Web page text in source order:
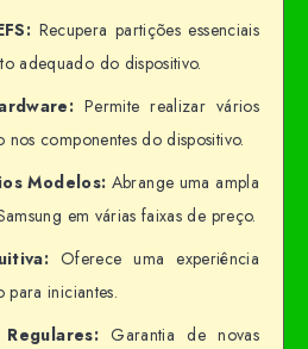
Recupera partições essenciais
adequado do dispositivo.
Permite realizar vários
nos componentes do dispositivo.
Modelos: Abrange uma ampla
em várias faixas de preço.
Oferece uma experiência
para iniciantes.
Garantia de novas